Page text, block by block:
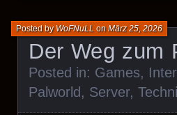
Der Weg zum
Posted byWoFNuLL onMärz 25, 2026
Posted in: Games,
Palworld, Server,